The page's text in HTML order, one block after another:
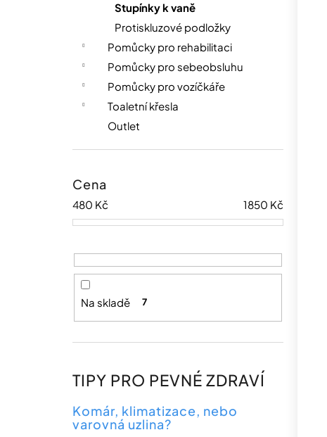
Stupínky k vaně
Protiskluzové podložky
Pomůcky pro rehabilitaci
Pomůcky pro sebeobsluhu
Pomůcky pro vozíčkáře
Toaletní křesla
Outlet
Cena
480 Kč 1850 Kč
Na skladě 7
TIPY PRO PEVNÉ ZDRAVÍ
Komár, klimatizace, nebo
varovná uzlina?